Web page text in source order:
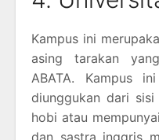
Kampus ini
asing tarakan
ABATA. Kampus
diunggukan dari sisi
hobi atau
dan sastra inggris